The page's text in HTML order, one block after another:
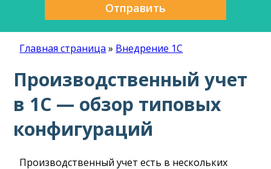
Отправить
Главная страница » Внедрение 1С
Производственный учет
в 1С — обзор типовых
конфигураций
Производственный учет есть в нескольких